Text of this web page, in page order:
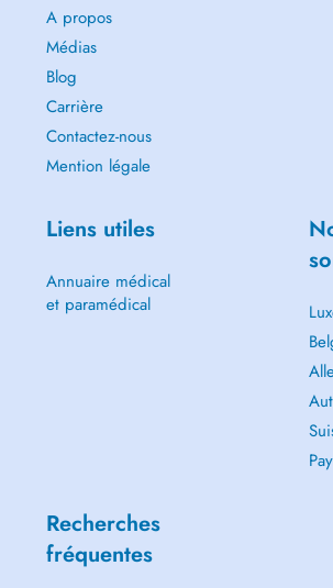
A propos
Médias
Blog
Carrière
Contactez-nous
Mention légale
Liens utiles
Annuaire médical
et paramédical
Recherches
fréquentes